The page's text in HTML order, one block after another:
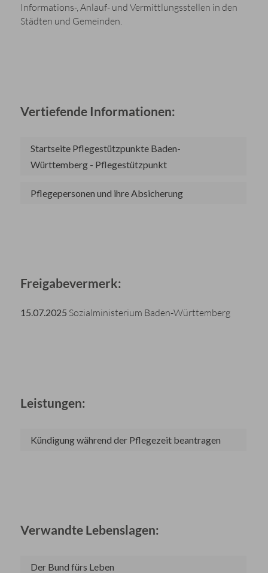
Informations-, Anlauf- und Vermittlungsstellen in den
Städten und Gemeinden.
Vertiefende Informationen:
Startseite Pflegestützpunkte Baden-
Württemberg - Pflegestützpunkt
Pflegepersonen und ihre Absicherung
Freigabevermerk:
15.07.2025 Sozialministerium Baden-Württemberg
Leistungen:
Kündigung während der Pflegezeit beantragen
Verwandte Lebenslagen:
Der Bund fürs Leben